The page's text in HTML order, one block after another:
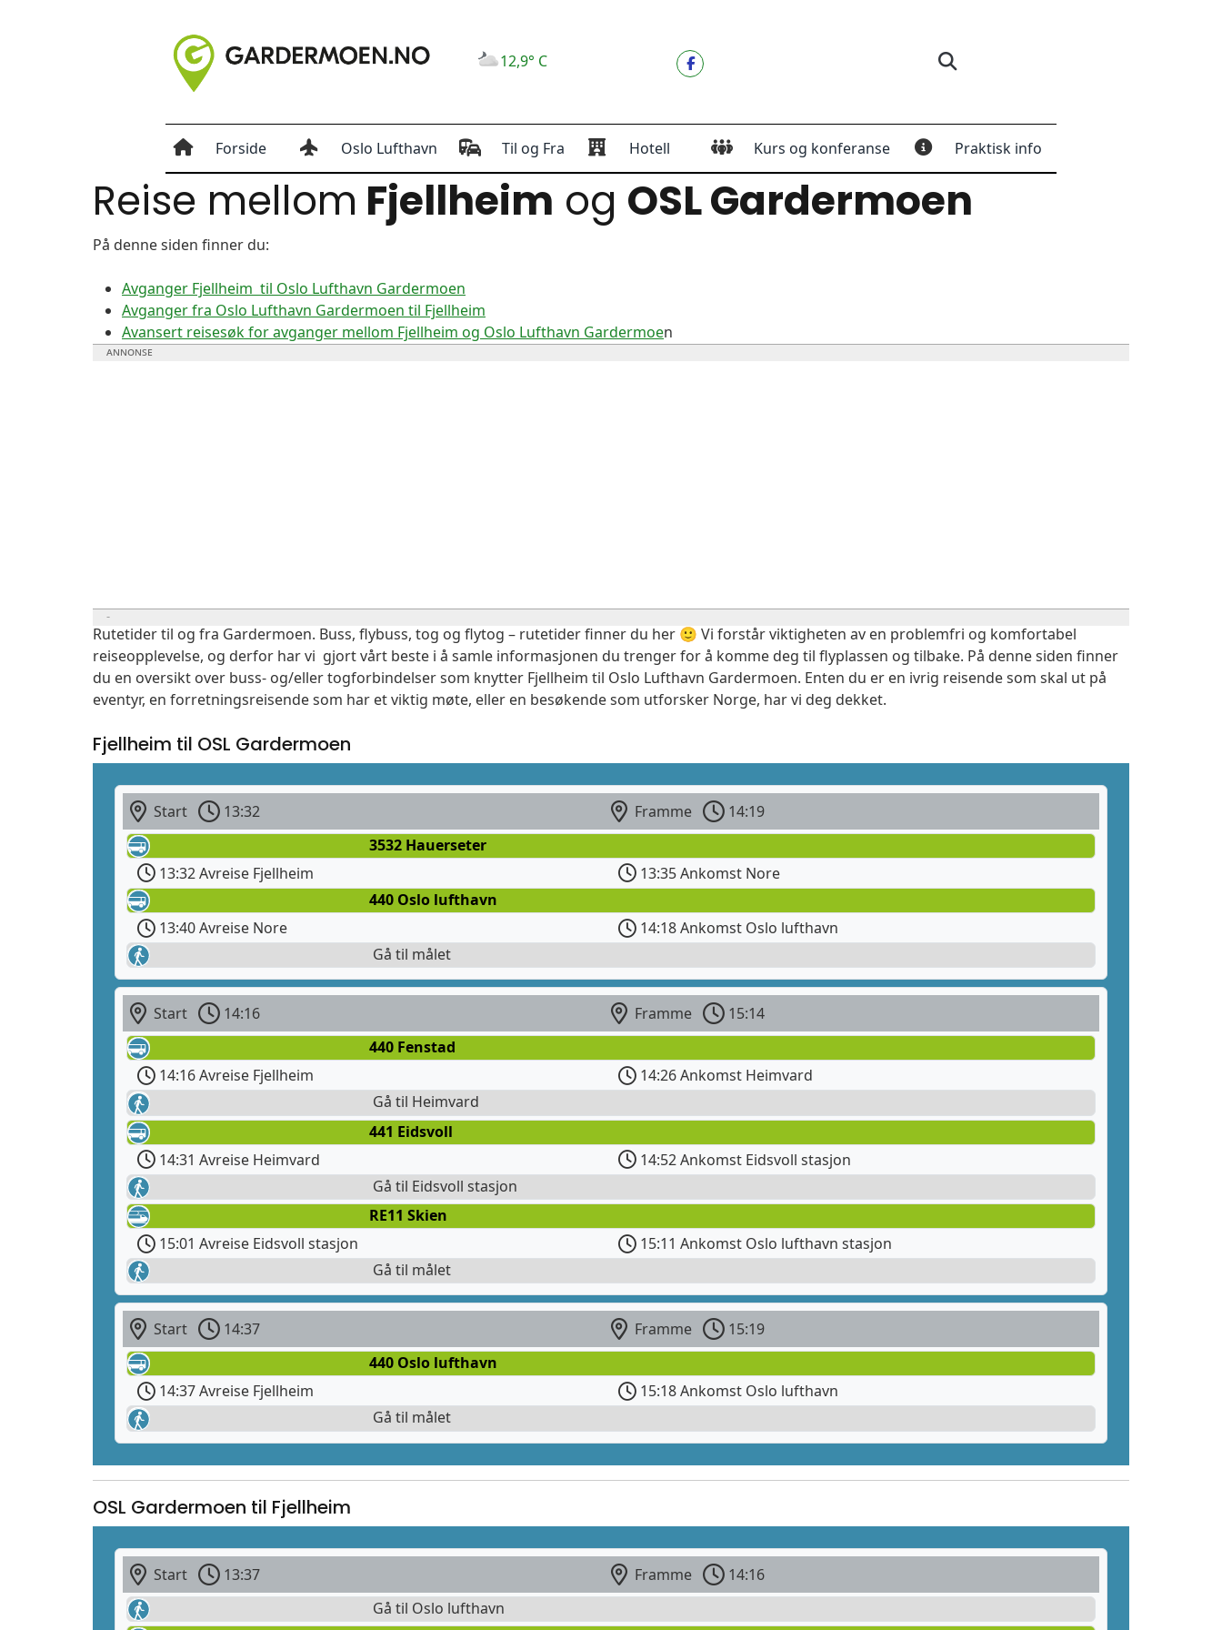
12,9° C
Forside Oslo Lufthavn Til og Fra Hotell Kurs og konferanse Praktisk info
Reise mellom Fjellheim og OSL Gardermoen
På denne siden finner du:
Avganger Fjellheim til Oslo Lufthavn Gardermoen
Avganger fra Oslo Lufthavn Gardermoen til Fjellheim
Avansert reisesøk for avganger mellom Fjellheim og Oslo Lufthavn Gardermoen
Rutetider til og fra Gardermoen. Buss, flybuss, tog og flytog – rutetider finner du her 🙂 Vi forstår viktigheten av en problemfri og komfortabel
reiseopplevelse, og derfor har vi gjort vårt beste i å samle informasjonen du trenger for å komme deg til flyplassen og tilbake. På denne siden finner
du en oversikt over buss- og/eller togforbindelser som knytter Fjellheim til Oslo Lufthavn Gardermoen. Enten du er en ivrig reisende som skal ut på
eventyr, en forretningsreisende som har et viktig møte, eller en besøkende som utforsker Norge, har vi deg dekket.
Fjellheim til OSL Gardermoen
Start 13:32 Framme
14:19
3532 Hauerseter
13:32 Avreise Fjellheim
13:35 Ankomst Nore
440 Oslo lufthavn
13:40 Avreise Nore
14:18 Ankomst Oslo lufthavn
Gå til målet
Start 14:16 Framme
15:14
440 Fenstad
14:16 Avreise Fjellheim
14:26 Ankomst Heimvard
Gå til Heimvard
441 Eidsvoll
14:31 Avreise Heimvard
14:52 Ankomst Eidsvoll stasjon
Gå til Eidsvoll stasjon
RE11 Skien
15:01 Avreise Eidsvoll stasjon
15:11 Ankomst Oslo lufthavn stasjon
Gå til målet
Start 14:37 Framme
15:19
440 Oslo lufthavn
14:37 Avreise Fjellheim
15:18 Ankomst Oslo lufthavn
Gå til målet
OSL Gardermoen til Fjellheim
Start 13:37 Framme
14:16
Gå til Oslo lufthavn